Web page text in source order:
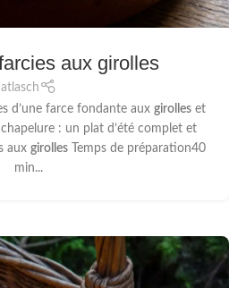
aux girolles
atlasch
d’une farce fondante aux girolles et
: un plat d’été complet et
aux girolles Temps de préparation40
min...